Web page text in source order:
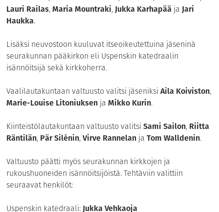
Lauri Railas,Maria Mountraki,Jukka Karhapää jaJari
Haukka.
Lisäksi neuvostoon kuuluvat itseoikeutettuina jäseninä
seurakunnan pääkirkon eli Uspenskin katedraalin
isännöitsijä sekä kirkkoherra.
Vaalilautakuntaan valtuusto valitsi jäseniksiAila Koiviston,
Marie-Louise Litoniuksen jaMikko Kurin.
Kiinteistölautakuntaan valtuusto valitsiSami Sailon, Riitta
Räntilän, Pär Silénin,Virve Rannelan jaTom Walldenin.
Valtuusto päätti myös seurakunnan kirkkojen ja
rukoushuoneiden isännöitsijöistä. Tehtäviin valittiin
seuraavat henkilöt:
Uspenskin katedraali:Jukka Vehkaoja